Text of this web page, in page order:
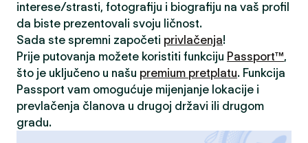
interese/strasti, fotografiju i biografiju na vaš profil
da biste prezentovali svoju ličnost.
Sada ste spremni započeti privlačenja!
Prije putovanja možete koristiti funkciju Passport™,
što je uključeno u našu premium pretplatu. Funkcija
Passport vam omogućuje mijenjanje lokacije i
prevlačenja članova u drugoj državi ili drugom
gradu.